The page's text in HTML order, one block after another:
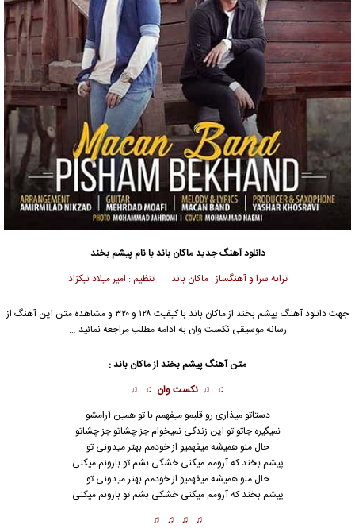
دانلود آهنگ جدیدماکان باندبا نام پیشم بخند
ترانه سرا و آهنگساز : ماکان باند تنظیم : امیر میلاد نیکزاد
جهت دانلود آهنگ پیشم بخند ازماکان باند
با کیفیت ۱۲۸ و ۳۲۰ و مشاهده متن این آهنگ از
رسانه موسیقی نکست وان به ادامه مطلب مراجعه نمائید …
متن آهنگ پیشم بخند ازماکان باند:
♫ ♫ نکست وان ♫ ♫
دستاتو میذاری رو قلبمو میفهمم با تو همین آرامشو
نمیگیره جاتو تو این زندگی نمیخوام جز چشاتو جز چشاتو
حال منو همیشه میفهمیو از خودمم بهتر میدونی تو
پیشم بخند که آرومم میکنی خشکی بشم تو بارونم میکنی
حال منو همیشه میفهمیو از خودمم بهتر میدونی تو
پیشم بخندکه آرومم میکنی خشکی بشم تو بارونم میکنی
♫ ♫ ♫ ♫